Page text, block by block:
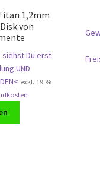
1,2mm
von
Du erst
UND
exkl. 19 %